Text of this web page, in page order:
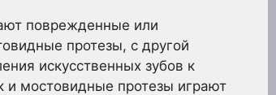
поврежденные или
протезы, с другой
искусственных зубов к
и мостовидные протезы играют